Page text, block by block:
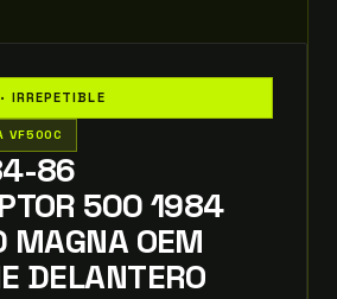
IRREPETIBLE
VF500C
86
500 1984
OEM
DELANTERO